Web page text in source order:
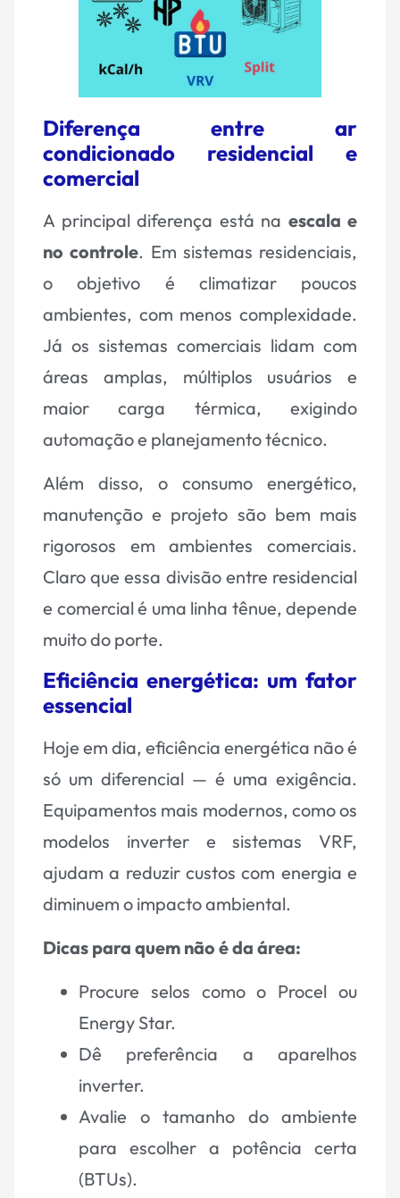
Diferença entre ar
condicionado residencial e
comercial
A principal diferença está na escala e
no controle. Em sistemas residenciais,
o objetivo é climatizar poucos
ambientes, com menos complexidade.
Já os sistemas comerciais lidam com
áreas amplas, múltiplos usuários e
maior carga térmica, exigindo
automação e planejamento técnico.
Além disso, o consumo energético,
manutenção e projeto são bem mais
rigorosos em ambientes comerciais.
Claro que essa divisão entre residencial
e comercial é uma linha tênue, depende
muito do porte.
Eficiência energética: um fator
essencial
Hoje em dia, eficiência energética não é
só um diferencial — é uma exigência.
Equipamentos mais modernos, como os
modelos inverter e sistemas VRF,
ajudam a reduzir custos com energia e
diminuem o impacto ambiental.
Dicas para quem não é da área:
Procure selos como o Procel ou
Energy Star.
Dê preferência a aparelhos
inverter.
Avalie o tamanho do ambiente
para escolher a potência certa
(BTUs).